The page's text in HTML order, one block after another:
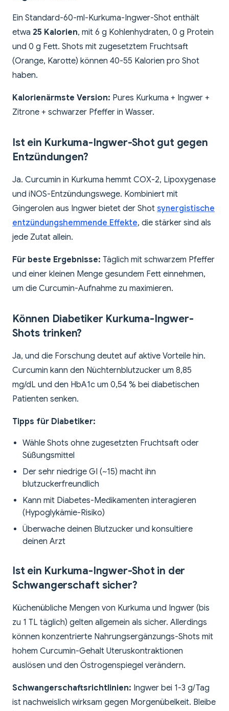
Ein Standard-60-ml-Kurkuma-Ingwer-Shot enthält
etwa 25 Kalorien, mit 6 g Kohlenhydraten, 0 g Protein
und 0 g Fett. Shots mit zugesetztem Fruchtsaft
(Orange, Karotte) können 40-55 Kalorien pro Shot
haben.
Kalorienärmste Version: Pures Kurkuma + Ingwer +
Zitrone + schwarzer Pfeffer in Wasser.
Ist ein Kurkuma-Ingwer-Shot gut gegen
Entzündungen?
Ja. Curcumin in Kurkuma hemmt COX-2, Lipoxygenase
und iNOS-Entzündungswege. Kombiniert mit
Gingerolen aus Ingwer bietet der Shot synergistische
entzündungshemmende Effekte, die stärker sind als
jede Zutat allein.
Für beste Ergebnisse: Täglich mit schwarzem Pfeffer
und einer kleinen Menge gesundem Fett einnehmen,
um die Curcumin-Aufnahme zu maximieren.
Können Diabetiker Kurkuma-Ingwer-
Shots trinken?
Ja, und die Forschung deutet auf aktive Vorteile hin.
Curcumin kann den Nüchternblutzucker um 8,85
mg/dL und den HbA1c um 0,54 % bei diabetischen
Patienten senken.
Tipps für Diabetiker:
Wähle Shots ohne zugesetzten Fruchtsaft oder
Süßungsmittel
Der sehr niedrige GI (~15) macht ihn
blutzuckerfreundlich
Kann mit Diabetes-Medikamenten interagieren
(Hypoglykämie-Risiko)
Überwache deinen Blutzucker und konsultiere
deinen Arzt
Ist ein Kurkuma-Ingwer-Shot in der
Schwangerschaft sicher?
Küchenübliche Mengen von Kurkuma und Ingwer (bis
zu 1 TL täglich) gelten allgemein als sicher. Allerdings
können konzentrierte Nahrungsergänzungs-Shots mit
hohem Curcumin-Gehalt Uteruskontraktionen
auslösen und den Östrogenspiegel verändern.
Schwangerschaftsrichtlinien: Ingwer bei 1-3 g/Tag
ist nachweislich wirksam gegen Morgenübelkeit. Bleibe